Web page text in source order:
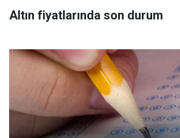
Altın fiyatlarında son durum